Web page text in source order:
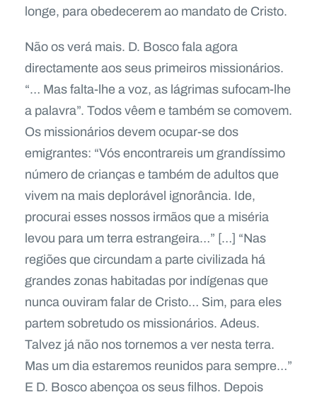
longe, para obedecerem ao mandato de Cristo.
Não os verá mais. D. Bosco fala agora
directamente aos seus primeiros missionários.
“… Mas falta-lhe a voz, as lágrimas sufocam-lhe
a palavra”. Todos vêem e também se comovem.
Os missionários devem ocupar-se dos
emigrantes: “Vós encontrareis um grandíssimo
número de crianças e também de adultos que
vivem na mais deplorável ignorância. Ide,
procurai esses nossos irmãos que a miséria
levou para um terra estrangeira…” […] “Nas
regiões que circundam a parte civilizada há
grandes zonas habitadas por indígenas que
nunca ouviram falar de Cristo… Sim, para eles
partem sobretudo os missionários. Adeus.
Talvez já não nos tornemos a ver nesta terra.
Mas um dia estaremos reunidos para sempre…”
E D. Bosco abençoa os seus filhos. Depois